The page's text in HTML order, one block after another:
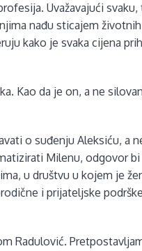
Uvažavajući svaku,
nađu sticajem
kako je svaka cijena
Kao da je on, a ne
o suđenju Aleksiću, a
Milenu, odgovor
u društvu u kojem je
i prijateljske
Radulović.